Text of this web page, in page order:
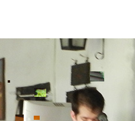
platos usted podría
digno de ser
disfrutara en ellos.